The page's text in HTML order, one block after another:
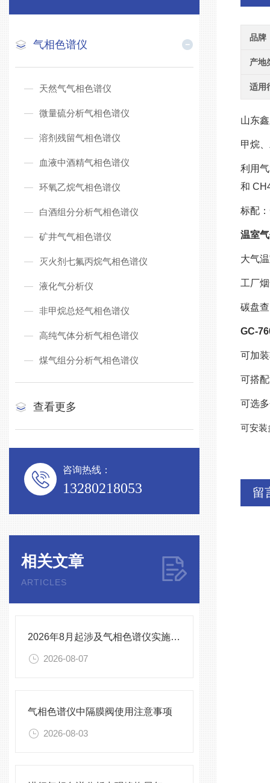
气相色谱仪
天然气气相色谱仪
微量硫分析气相色谱仪
溶剂残留气相色谱仪
血液中酒精气相色谱仪
环氧乙烷气相色谱仪
白酒组分分析气相色谱仪
矿井气气相色谱仪
灭火剂七氟丙烷气相色谱仪
液化气分析仪
非甲烷总烃气相色谱仪
高纯气体分析气相色谱仪
煤气组分分析气相色谱仪
查看更多
咨询热线：
13280218053
相关文章
ARTICLES
2026年8月起涉及气相色谱仪实施的标准有哪些
2026-08-07
气相色谱仪中隔膜阀使用注意事项
2026-08-03
品牌
产地
适用
山东
甲烷
利用
和
标配
温室
大气
工厂
碳盘
GC-
可加
可搭
可选
可安装
留